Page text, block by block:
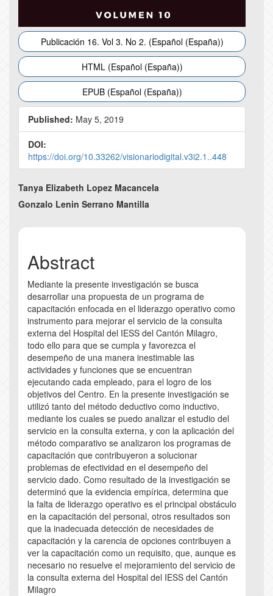
Publicación 16. Vol 3. No 2. (Español (España))
HTML (Español (España))
EPUB (Español (España))
Published: May 5, 2019
DOI:
https://doi.org/10.33262/visionariodigital.v3i2.1..448
Main
Article
Tanya Elizabeth Lopez Macancela
Gonzalo Lenin Serrano Mantilla
Abstract
Mediante la presente investigación se busca
desarrollar una propuesta de un programa de
capacitación enfocada en el liderazgo operativo como
instrumento para mejorar el servicio de la consulta
externa del Hospital del IESS del Cantón Milagro,
todo ello para que se cumpla y favorezca el
desempeño de una manera inestimable las
actividades y funciones que se encuentran
ejecutando cada empleado, para el logro de los
objetivos del Centro. En la presente investigación se
utilizó tanto del método deductivo como inductivo,
mediante los cuales se puedo analizar el estudio del
servicio en la consulta externa, y con la aplicación del
método comparativo se analizaron los programas de
capacitación que contribuyeron a solucionar
problemas de efectividad en el desempeño del
servicio dado. Como resultado de la investigación se
determinó que la evidencia empírica, determina que
la falta de liderazgo operativo es el principal obstáculo
en la capacitación del personal, otros resultados son
que la inadecuada detección de necesidades de
capacitación y la carencia de opciones contribuyen a
ver la capacitación como un requisito, que, aunque es
necesario no resuelve el mejoramiento del servicio de
la consulta externa del Hospital del IESS del Cantón
Milagro